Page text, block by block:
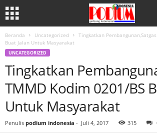
Beranda Uncategorized
Tingkatkan
Buat Jalan Untuk Masyarakat
UNCATEGORIZED
Tingkatkan
TMMD Kodim 0201/BS
Untuk Masyarakat
Penulis podium indonesia - Juli 4, 2017 315